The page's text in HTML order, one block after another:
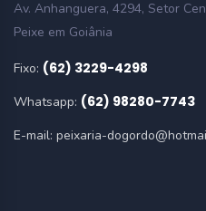
Av. Anhanguera, 4294, Setor
Peixe em Goiânia
Fixo: (62) 3229-4298
Whatsapp: (62) 98280-7743
E-mail: peixaria-